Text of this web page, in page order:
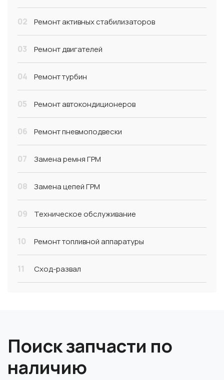
02 Ремонт активных стабилизаторов
03 Ремонт двигателей
04 Ремонт турбин
05 Ремонт автокондиционеров
06 Ремонт пневмоподвески
07 Замена ремня ГРМ
08 Замена цепей ГРМ
09 Техническое обслуживание
10 Ремонт топливной аппаратуры
11 Сход-развал
Поиск запчасти по
наличию